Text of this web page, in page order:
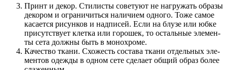
Принт и декор. Сти­ли­сты сове­ту­ют не нагру­жать обра­зы
деко­ром и огра­ни­чить­ся нали­чи­ем одно­го. Тоже самое
каса­ет­ся рисун­ков и над­пи­сей. Если на блу­зе или юбке
при­сут­ству­ет клет­ка или горо­шек, то осталь­ные эле­мен­
ты сета долж­ны быть в монохроме.
Каче­ство тка­ни. Схо­жесть соста­ва тка­ни отдель­ных эле­
мен­тов одеж­ды в одном сете сде­ла­ет общий образ более